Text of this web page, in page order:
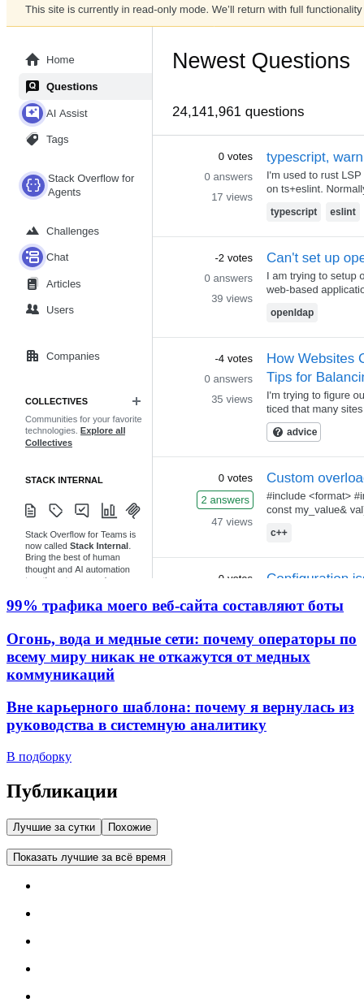
99% трафика моего веб‑сайта составляют боты
Огонь, вода и медные сети: почему операторы по
всему миру никак не откажутся от медных
коммуникаций
Вне карьерного шаблона: почему я вернулась из
руководства в системную аналитику
В подборку
Публикации
Лучшие за сутки Похожие
Показать лучшие за всё время